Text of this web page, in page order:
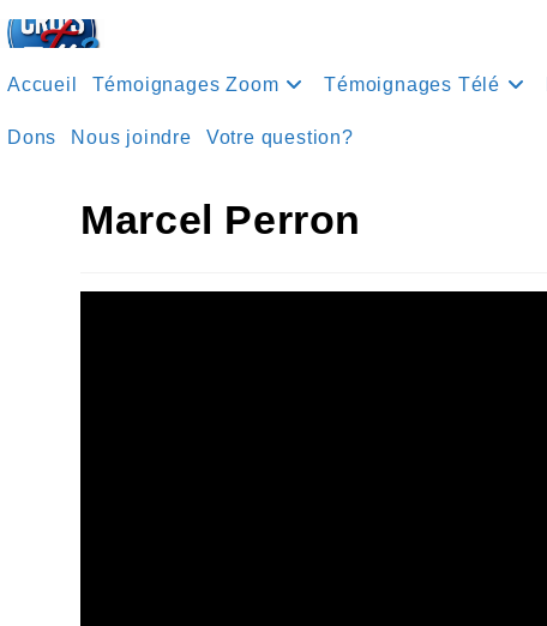
Accueil Témoignages Zoom Témoignages Télé
Dons Nous joindre Votre question?
Marcel Perron